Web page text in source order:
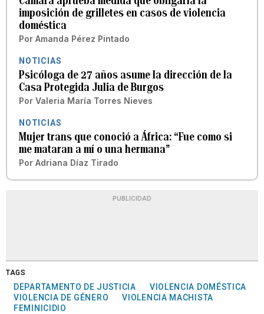
imposición de grilletes en casos de violencia
doméstica
Por Amanda Pérez Pintado
NOTICIAS
Psicóloga de 27 años asume la dirección de la
Casa Protegida Julia de Burgos
Por Valeria María Torres Nieves
NOTICIAS
Mujer trans que conoció a África: “Fue como si
me mataran a mí o una hermana”
Por Adriana Díaz Tirado
PUBLICIDAD
TAGS
DEPARTAMENTO DE JUSTICIA
VIOLENCIA DOMÉSTICA
VIOLENCIA DE GÉNERO
VIOLENCIA MACHISTA
FEMINICIDIO